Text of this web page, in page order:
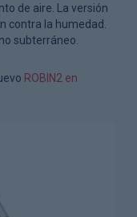
de aire. La versión
contra la humedad.
subterráneo.
ROBIN2 en